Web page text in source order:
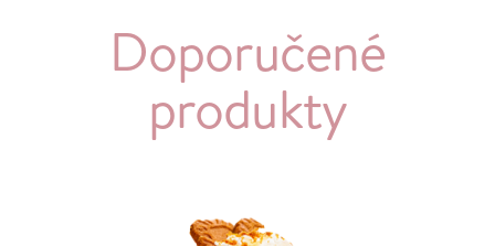
Doporučené
produkty